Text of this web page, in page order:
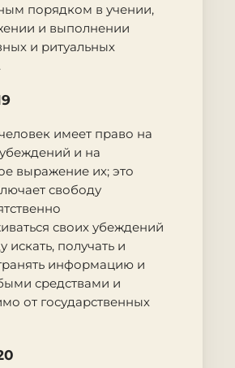
порядком в учении,
и выполнении
и ритуальных
имеет право на
и на
выражение их; это
свободу
своих убеждений
искать, получать и
информацию и
средствами и
от государственных